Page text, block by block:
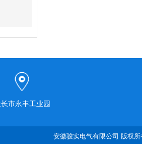
长市永丰工业园
安徽骏实电气有限公司 版权